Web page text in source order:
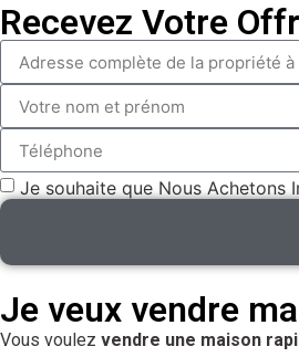
Recevez Votre
Je souhaite que Nous Achetons
Je veux vendre
Vous voulez vendre une maison